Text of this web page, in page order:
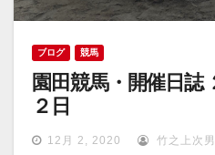
ブログ 競馬
園田競馬・開催日誌
２日
12月 2, 2020 竹之上次男